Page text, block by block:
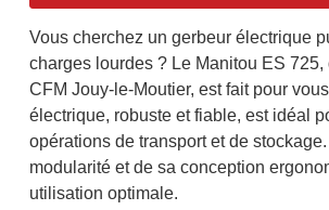
Vous cherchez un gerbeur électrique
charges lourdes ? Le Manitou ES
CFM Jouy-le-Moutier, est fait pour
électrique, robuste et fiable, est idéal
opérations de transport et de
modularité et de sa conception
utilisation optimale.